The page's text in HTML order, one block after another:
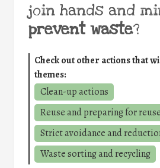
join hands and
prevent waste?
Check out other actions that
themes:
Clean-up actions
Reuse and preparing for reuse
Strict avoidance and
Waste sorting and recycling